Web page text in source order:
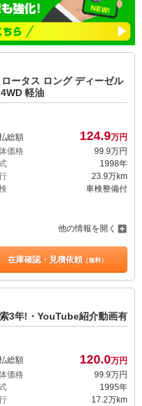
ータス ロング ディーゼル
軽油
総額 124.9万円
価格
99.9万円
1998年
23.9万km
車検整備付
他の情報を開く
在庫確認・見積依頼（無料）
3年!・YouTube紹介動画有
総額 120.0万円
価格
99. 9万円
1995年
17.2万km